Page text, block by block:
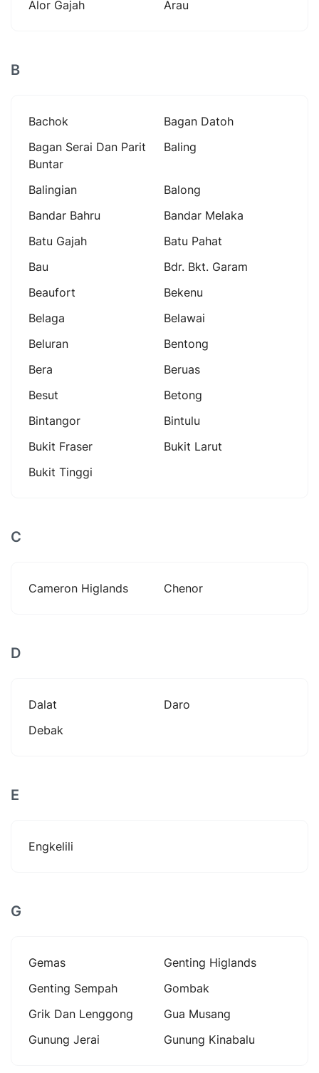
Alor Gajah Arau
B
Bachok
Bagan Datoh
Bagan Serai Dan Parit
Buntar
Baling
Balingian
Balong
Bandar Bahru
Bandar Melaka
Batu Gajah
Batu Pahat
Bau
Bdr. Bkt. Garam
Beaufort
Bekenu
Belaga
Belawai
Beluran
Bentong
Bera
Beruas
Besut
Betong
Bintangor
Bintulu
Bukit Fraser
Bukit Larut
Bukit Tinggi
C
Cameron Higlands Chenor
D
Dalat
Daro
Debak
E
Engkelili
G
Gemas
Genting Higlands
Genting Sempah
Gombak
Grik Dan Lenggong
Gua Musang
Gunung Jerai
Gunung Kinabalu